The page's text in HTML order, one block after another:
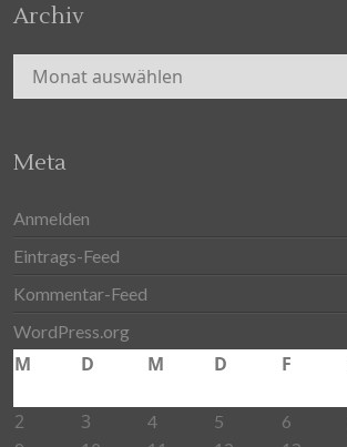
Archiv
Archiv
Meta
Anmelden
Eintrags-Feed
Kommentar-Feed
WordPress.org
M D M D F
2
3 4 5 6